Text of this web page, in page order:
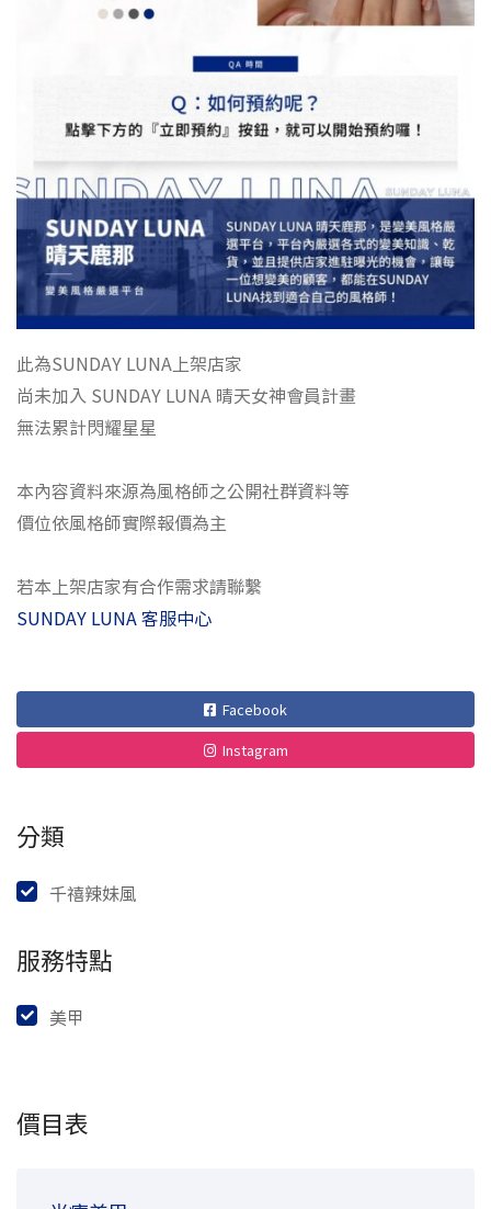
此為SUNDAY LUNA上架店家
尚未加入 SUNDAY LUNA 晴天女神會員計畫
無法累計閃耀星星
本內容資料來源為風格師之公開社群資料等
價位依風格師實際報價為主
若本上架店家有合作需求請聯繫
SUNDAY LUNA 客服中心
Facebook
Instagram
分類
千禧辣妹風
服務特點
美甲
價目表